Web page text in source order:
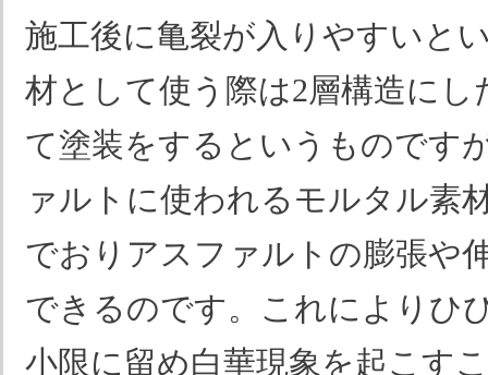
施工後に亀裂が入りやすいと
材として使う際は2層構造にし
て塗装をするというものです
ァルトに使われるモルタル素
でおりアスファルトの膨張や
できるのです。これによりひ
小限に留め白華現象を起こす